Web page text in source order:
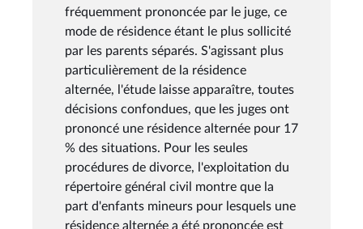
fréquemment prononcée par le juge, ce
mode de résidence étant le plus sollicité
par les parents séparés. S'agissant plus
particulièrement de la résidence
alternée, l'étude laisse apparaître, toutes
décisions confondues, que les juges ont
prononcé une résidence alternée pour 17
% des situations. Pour les seules
procédures de divorce, l'exploitation du
répertoire général civil montre que la
part d'enfants mineurs pour lesquels une
résidence alternée a été prononcée est